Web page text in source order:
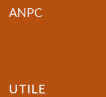
ANPC
UTILE